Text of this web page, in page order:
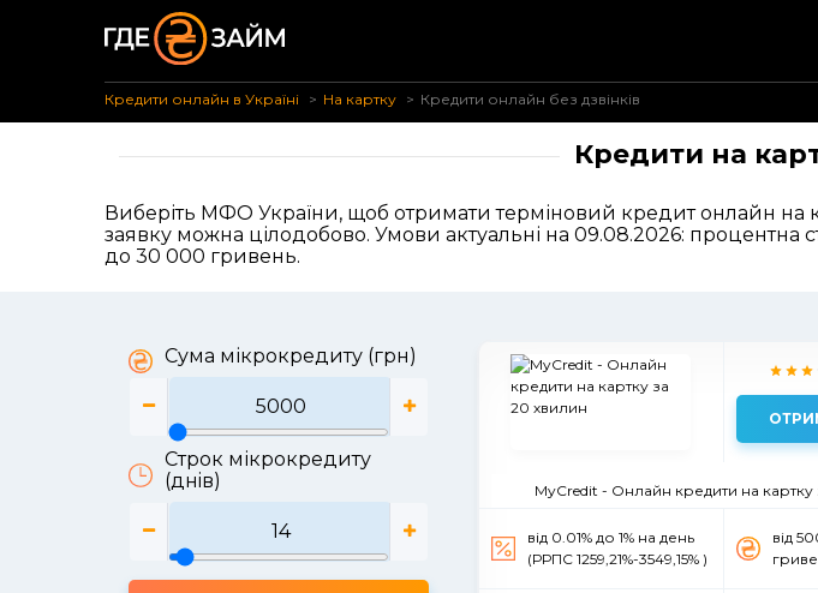
Кредити онлайн в Україні На картку Кредити онлайн без дзвінків
Кредити на
Виберіть МФО України, щоб отримати терміновий кредит онлайн на
заявку можна цілодобово. Умови актуальні на 09.08.2026: процентна
до 30 000 гривень.
Сума мікрокредиту (грн)
Строк мікрокредиту
(днiв)
MyCredit - Онлайн кредити на картку
від 0.01% до 1% на день
(РРПС 1259,21%-3549,15% )
вiд